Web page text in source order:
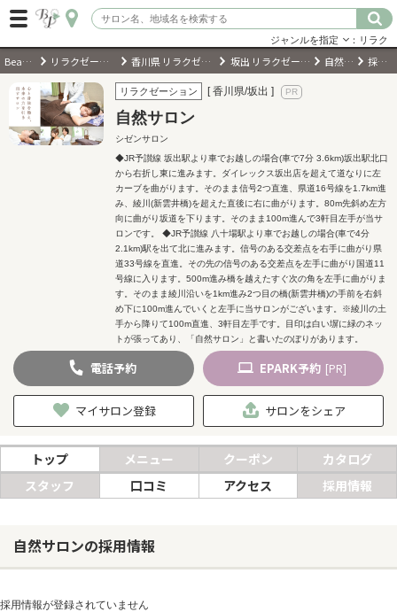
ログイン
会員登録 （無料）
近くのサロンを探す
現在地から探す
ヘアサロン
ネイルサロン
エステサロン
リラクゼーションサロン
美容クリニック
ジャンルを指定 ：リラク
BeautyPark リラクゼーションサロン 香川県 リラクゼーションサロン 坂出 リラクゼーションサロン 自然サロン 採用情報
リラクゼーション [ 香川県/坂出 ]
自然サロン
シゼンサロン
◆JR予讃線 坂出駅より車でお越しの場合(車で7分 3.6km)坂出駅北口
から右折し東に進みます。ダイレックス坂出店を超えて道なりに左
カーブを曲がります。そのまま信号2つ直進、県道16号線を1.7km進
み、綾川(新雲井橋)を超えた直後に右に曲がります。80m先斜め左方
向に曲がり坂道を下ります。そのまま100m進んで3軒目左手が当サ
ロンです。 ◆JR予讃線 八十場駅より車でお越しの場合(車で4分
2.1km)駅を出て北に進みます。信号のある交差点を右手に曲がり県
道33号線を直進。その先の信号のある交差点を左手に曲がり国道11
号線に入ります。500m進み橋を越えたすぐ次の角を左手に曲がりま
す。そのまま綾川沿いを1km進み2つ目の橋(新雲井橋)の手前を右斜
め下に100m進んでいくと左手に当サロンがございます。※綾川の土
手から降りて100m直進、3軒目左手です。目印は白い塀に緑のネッ
トが張ってあり、「自然サロン」と書いたのぼりがあります。
電話予約 EPARK予約 [PR]
マイサロン登録 サロンをシェア
トップ メニュー クーポン
カタログ
スタッフ
口コミ アクセス 採用情報
自然サロンの採用情報
採用情報が登録されていません